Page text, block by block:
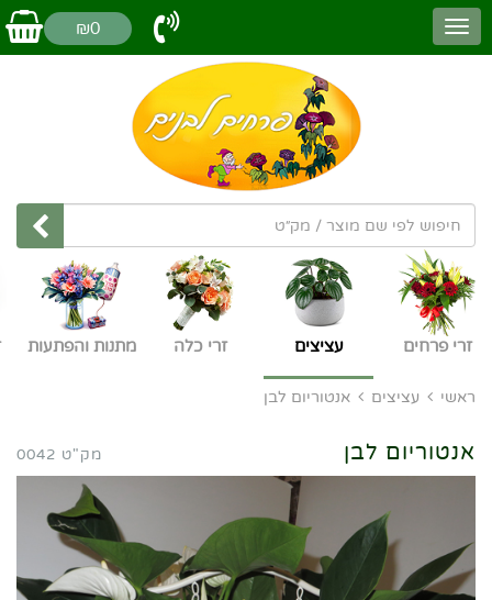
₪0
זרי פרחים עציצים זרי כלה מתנות והפתעות
ראשי עציצים אנטוריום לבן
אנטוריום לבן מק"ט 0042